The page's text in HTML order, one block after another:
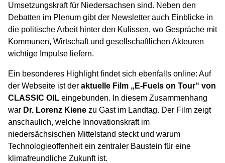
Umsetzungskraft für Niedersachsen sind. Neben den
Debatten im Plenum gibt der Newsletter auch Einblicke in
die politische Arbeit hinter den Kulissen, wo Gespräche mit
Kommunen, Wirtschaft und gesellschaftlichen Akteuren
wichtige Impulse liefern.
Ein besonderes Highlight findet sich ebenfalls online: Auf
der Webseite ist der aktuelle Film „E-Fuels on Tour“ von
CLASSIC OIL eingebunden. In diesem Zusammenhang
war Dr. Lorenz Kiene zu Gast im Landtag. Der Film zeigt
anschaulich, welche Innovationskraft im
niedersächsischen Mittelstand steckt und warum
Technologieoffenheit ein zentraler Baustein für eine
klimafreundliche Zukunft ist.